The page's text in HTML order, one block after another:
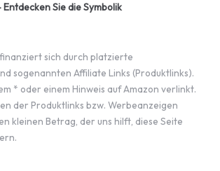
Entdecken Sie die Symbolik
sich durch platzierte
sogenannten Affiliate Links (Produktlinks).
* oder einem Hinweis auf Amazon verlinkt.
der Produktlinks bzw. Werbeanzeigen
kleinen Betrag, der uns hilft, diese Seite